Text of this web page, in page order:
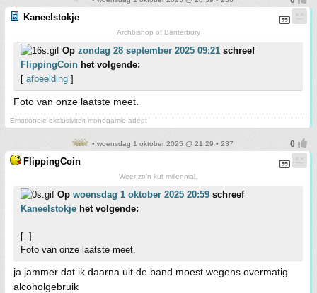
Kaneelstokje
Archbishop of Banterbury
Op zondag 28 september 2025 09:21 schreef
FlippingCoin het volgende:
[ afbeelding ]
Foto van onze laatste meet.
Emotionele exclusiviteit monogamie-adept
• woensdag 1 oktober 2025 @ 21:29 • 237
FlippingCoin
Weer zo'n kut millennial.
Op woensdag 1 oktober 2025 20:59 schreef
Kaneelstokje het volgende:
[..]
Foto van onze laatste meet.
ja jammer dat ik daarna uit de band moest wegens overmatig
alcoholgebruik